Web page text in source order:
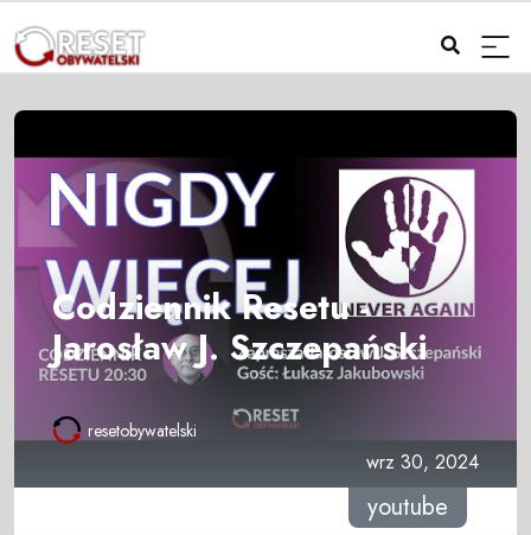
Codziennik Resetu -
Jarosław J. Szczepański
resetobywatelski
wrz 30, 2024
youtube